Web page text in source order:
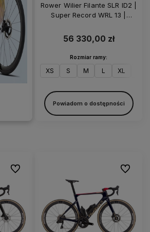
Rower Wilier Filante SLR ID2 |
Super Record WRL 13 |
56 330,00 zł
Rozmiar ramy:
XS S M L XL
Powiadom o dostępności
Do ulubionych Do